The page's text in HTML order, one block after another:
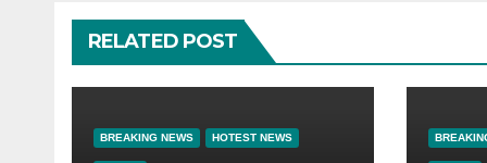
RELATED POST
BREAKING NEWS HOTEST NEWS